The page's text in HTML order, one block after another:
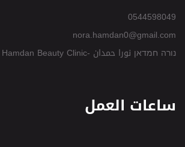
0544598049
nora.hamdan0@gmail.com
נורה חמדאן نورا حمدان -Noura Hamdan Beauty Clinic
ساعات العمل